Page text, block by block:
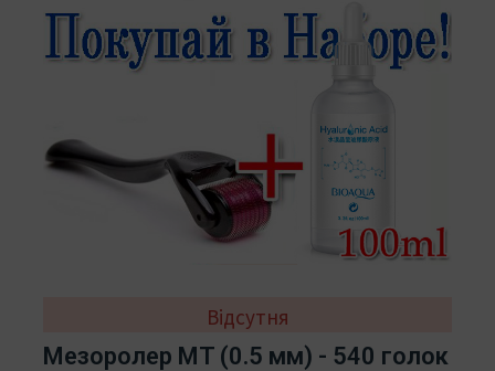
Відсутня
Мезоролер MT (0.5 мм) - 540 голок